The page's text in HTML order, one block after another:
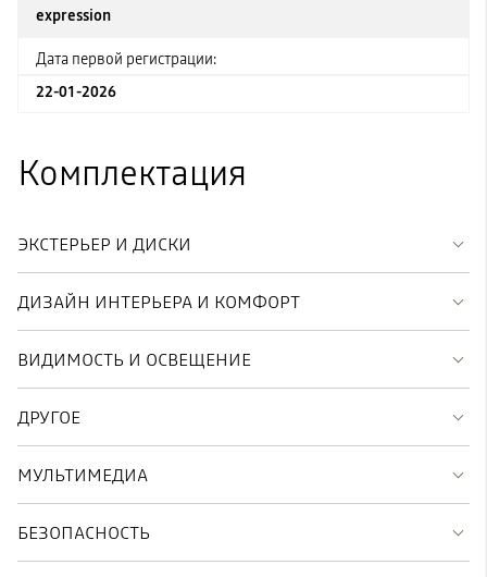
expression
Дата первой регистрации:
22-01-2026
Комплектация
ЭКСТЕРЬЕР И ДИСКИ
ДИЗАЙН ИНТЕРЬЕРА И КОМФОРТ
ВИДИМОСТЬ И ОСВЕЩЕНИЕ
ДРУГОЕ
МУЛЬТИМЕДИА
БЕЗОПАСНОСТЬ